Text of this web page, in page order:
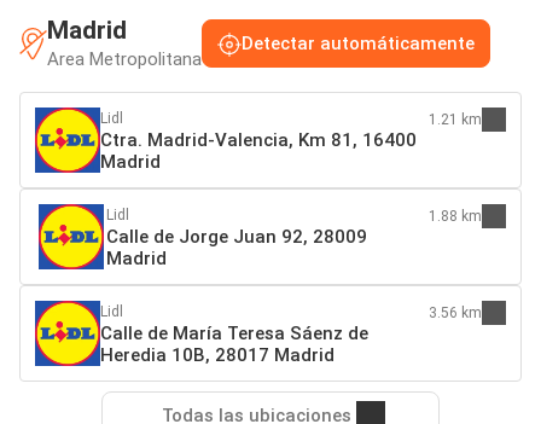
Madrid
Area Metropolitana
Detectar automáticamente
Lidl
Ctra. Madrid-Valencia, Km 81, 16400
Madrid
1.21 km
Lidl
Calle de Jorge Juan 92, 28009
Madrid
1.88 km
Lidl
Calle de María Teresa Sáenz de
Heredia 10B, 28017 Madrid
3.56 km
Todas las ubicaciones